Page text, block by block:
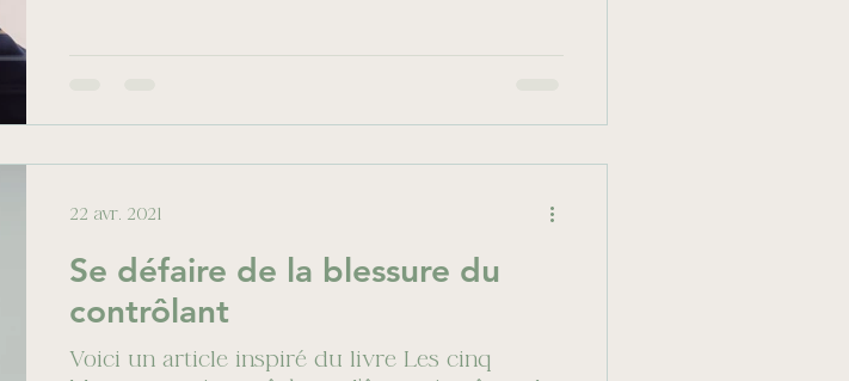
Se défaire de la blessure du
contrôlant
Voici un article inspiré du livre Les cinq
22 avr. 2021